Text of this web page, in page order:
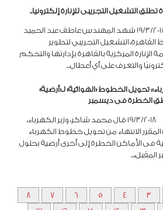
تطلق التشغيل التجريبى للإنارة إلكترونيا..
بتاريخ 19/3/2018 شهد المهندس عاطف عبد الحميد
التشغيل التجريبي لتطوير
الإنارة المركزية بالقاهرة بإدارتها والتحكم
والتعرف على أي أعطال...
تحويل الخطوط «الهوائية» لـ«أرضية»
الخطرة فى ديسمبر
بتاريخ 19/3/2018 قال محمد شاكر، وزير الكهرباء،
المقرر الانتهاء من تحويل خطوط الكهرباء
فى الأماكن الخطرة إلى أخرى أرضية بحلول
المقبل،...
3
4
5
6
7
8